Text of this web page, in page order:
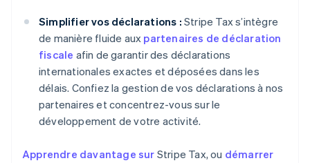
Simplifier vos déclarations : Stripe Tax s’intègre
de manière fluide aux partenaires de déclaration
fiscale afin de garantir des déclarations
internationales exactes et déposées dans les
délais. Confiez la gestion de vos déclarations à nos
partenaires et concentrez-vous sur le
développement de votre activité.
Apprendre davantage sur Stripe Tax, ou démarrer